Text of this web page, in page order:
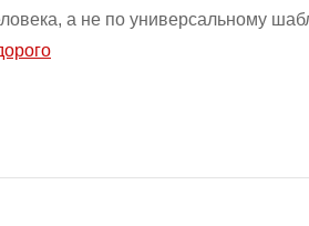
а не по универсальному